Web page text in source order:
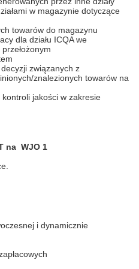
w magazynie dotyczące
towarów do magazynu
dla działu ICQA we
związanych z
znalezionych towarów na
jakości w zakresie
na WJO 1
i dynamicznie